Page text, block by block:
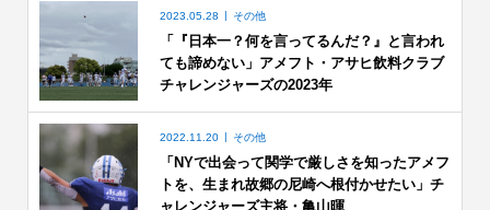
2023.05.28 その他
「『日本一？何を言ってるんだ？』と言われ
ても諦めない」アメフト・アサヒ飲料クラブ
チャレンジャーズの2023年
2022.11.20 その他
「NYで出会って関学で厳しさを知ったアメフ
トを、生まれ故郷の尼崎へ根付かせたい」チ
ャレンジャーズ主将・亀山暉